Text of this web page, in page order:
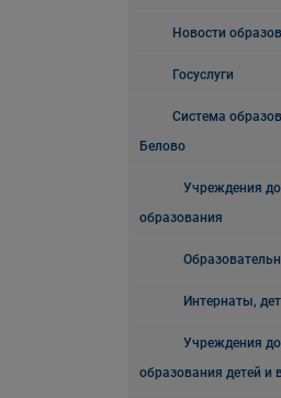
Новости
Госуслуги
Система
Белово
Учреждения
образования
Интернаты,
Учреждения
образования детей и